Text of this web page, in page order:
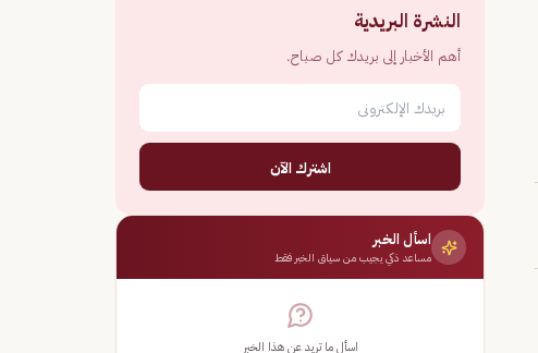
النشرة البريدية
أهم الأخبار إلى بريدك كل صباح.
اشترك الآن
اسأل الخبر
مساعد ذكي يجيب من سياق الخبر فقط
اسأل ما تريد عن هذا الخبر